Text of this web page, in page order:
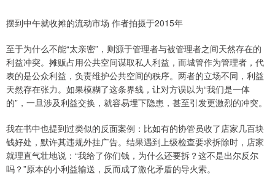
摆到中午就收摊的流动市场 作者拍摄于2015年
至于为什么不能“太亲密”，则源于管理者与被管理者之间天然存在的
利益冲突。摊贩占用公共空间谋取私人利益，而城管作为管理者，代
表的是公众利益，负责维护公共空间的秩序。两者的立场不同，利益
天然存在张力。如果模糊了这条界线，让对方误以为“我们是一体
的”，一旦涉及利益交换，就容易埋下隐患，甚至引发更激烈的冲突。
我在书中也提到过类似的反面案例：比如有的协管员收了店家几百块
钱好处，默许其违规外挂广告。结果遇到上级检查要求拆除时，店家
就理直气壮地说：“我给了你们钱，为什么还要拆？这不是出尔反尔
吗？”原本的小利益输送，反而成了激化矛盾的导火索。